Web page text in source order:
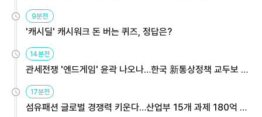
9분전
'캐시딜' 캐시워크 돈 버는 퀴즈, 정답은?
14분전
관세전쟁 '엔드게임' 윤곽 나오나…한국 新통상정책 교두보 활
17분전
섬유패션 글로벌 경쟁력 키운다…산업부 15개 과제 180억 지